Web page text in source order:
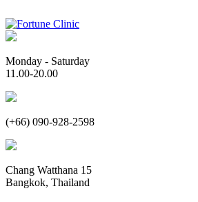
Monday - Saturday
11.00-20.00
(+66) 090-928-2598
Chang Watthana 15
Bangkok, Thailand